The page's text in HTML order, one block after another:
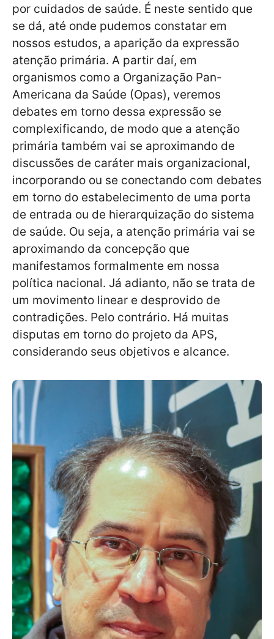
por cuidados de saúde. É neste sentido que
se dá, até onde pudemos constatar em
nossos estudos, a aparição da expressão
atenção primária. A partir daí, em
organismos como a Organização Pan-
Americana da Saúde (Opas), veremos
debates em torno dessa expressão se
complexificando, de modo que a atenção
primária também vai se aproximando de
discussões de caráter mais organizacional,
incorporando ou se conectando com debates
em torno do estabelecimento de uma porta
de entrada ou de hierarquização do sistema
de saúde. Ou seja, a atenção primária vai se
aproximando da concepção que
manifestamos formalmente em nossa
política nacional. Já adianto, não se trata de
um movimento linear e desprovido de
contradições. Pelo contrário. Há muitas
disputas em torno do projeto da APS,
considerando seus objetivos e alcance.